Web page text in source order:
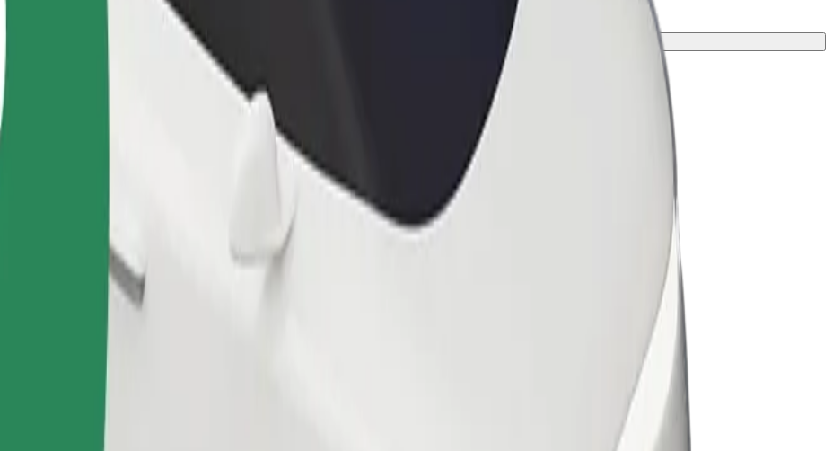
Uzzini, kuri pakalpojumi pieejami Tavā pilsētā un izvēlies ceļam piemērotāko braucienu.
Lejupielādēt lietotni